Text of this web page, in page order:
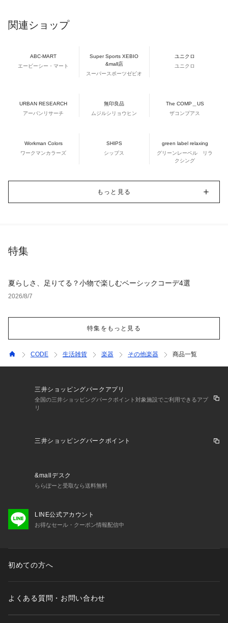
関連ショップ
ABC-MART
エービーシー・マート
Super Sports XEBIO
&mall店
スーパースポーツゼビオ
ユニクロ
ユニクロ
URBAN RESEARCH
アーバンリサーチ
無印良品
ムジルシリョウヒン
The COMP＿US
ザコンプアス
Workman Colors
ワークマンカラーズ
SHIPS
シップス
green label relaxing
グリーンレーベル リラ
クシング
もっと見る
特集
夏らしさ、足りてる？小物で楽しむベーシックコーデ4選
2026/8/7
特集をもっと見る
CODE 生活雑貨 楽器 その他楽器 商品一覧
三井ショッピングパークアプリ
全国の三井ショッピングパークポイント対象施設でご利用できるアプ
リ
三井ショッピングパークポイント
&mallデスク
ららぽーと受取なら送料無料
LINE公式アカウント
お得なセール・クーポン情報配信中
初めての方へ
よくある質問・お問い合わせ